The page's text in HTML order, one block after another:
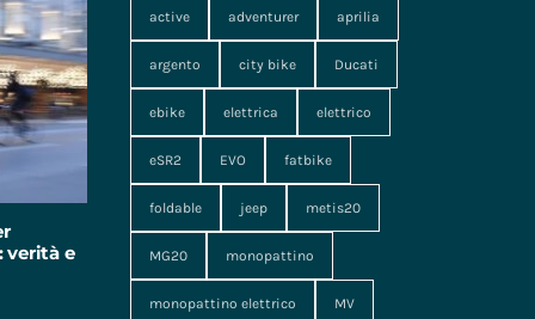
e
active adventurer aprilia
argento city bike Ducati
ebike elettrica elettrico
eSR2 EVO fatbike
foldable jeep metis20
MG20 monopattino
monopattino elettrico MV